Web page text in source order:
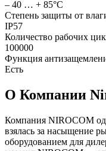
– 40 … + 85°С
Степень защиты от
IP57
Количество рабочих
100000
Функция
Есть
О Компании
Компания NIROCOM
взялась за насыщение
оборудованием для